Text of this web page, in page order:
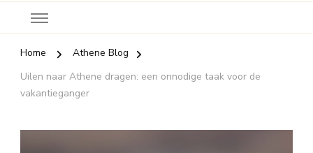
Home
Athene Blog
Uilen naar Athene dragen: een onnodige taak voor de
vakantieganger